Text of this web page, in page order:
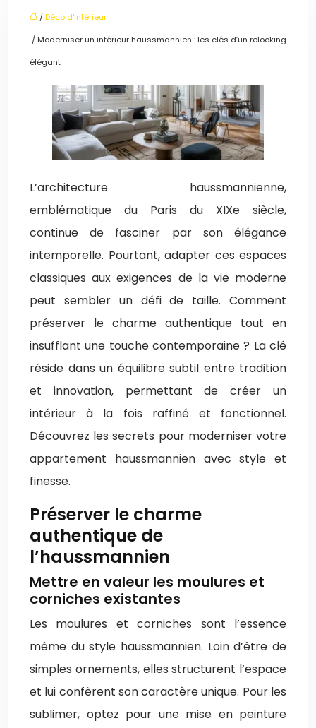
/Déco d'intérieur
/ Moderniser un intérieur haussmannien : les clés d’un relooking
élégant
L’architecture haussmannienne,
emblématique du Paris du XIXe siècle,
continue de fasciner par son élégance
intemporelle. Pourtant, adapter ces espaces
classiques aux exigences de la vie moderne
peut sembler un défi de taille. Comment
préserver le charme authentique tout en
insufflant une touche contemporaine ? La clé
réside dans un équilibre subtil entre tradition
et innovation, permettant de créer un
intérieur à la fois raffiné et fonctionnel.
Découvrez les secrets pour moderniser votre
appartement haussmannien avec style et
finesse.
Préserver le charme
authentique de
l’haussmannien
Mettre en valeur les moulures et
corniches existantes
Les moulures et corniches sont l’essence
même du style haussmannien. Loin d’être de
simples ornements, elles structurent l’espace
et lui confèrent son caractère unique. Pour les
sublimer, optez pour une mise en peinture